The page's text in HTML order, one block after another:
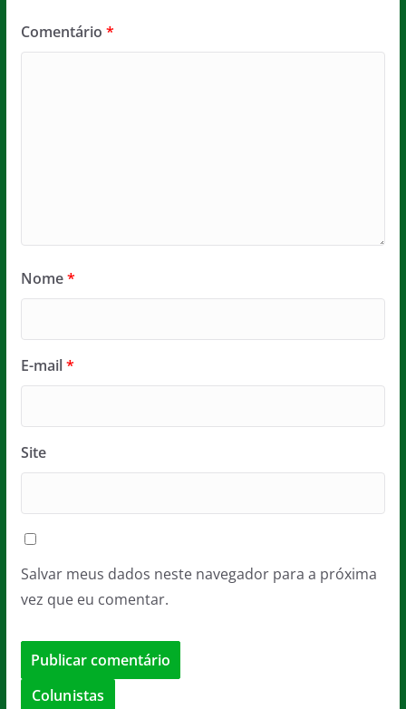
Comentário *
Nome*
E-mail*
Site
Salvar meus dados neste navegador para a próxima
vez que eu comentar.
Colunistas